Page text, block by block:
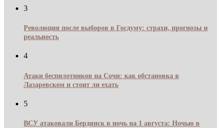
3
Революция после выборов в Госдуму: страхи, прогнозы и
реальность
4
Атаки беспилотников на Сочи: как обстановка в
Лазаревском и стоит ли ехать
5
ВСУ атаковали Бердянск в ночь на 1 августа: Ночью в